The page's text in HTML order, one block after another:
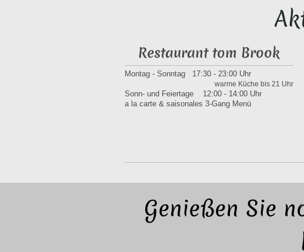
Restaurant tom Brook
Montag - Sonntag 17:30 - 23:00 Uhr
warme Küche bis 21 Uhr
Sonn- und Feiertage 12:00 - 14:00 Uhr
a la carte & saisonales 3-Gang Menü
Genießen Sie